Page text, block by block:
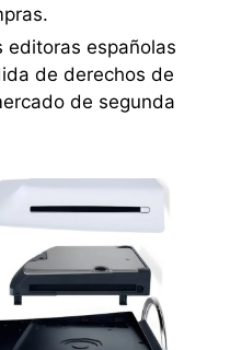
editoras españolas
de derechos de
de segunda